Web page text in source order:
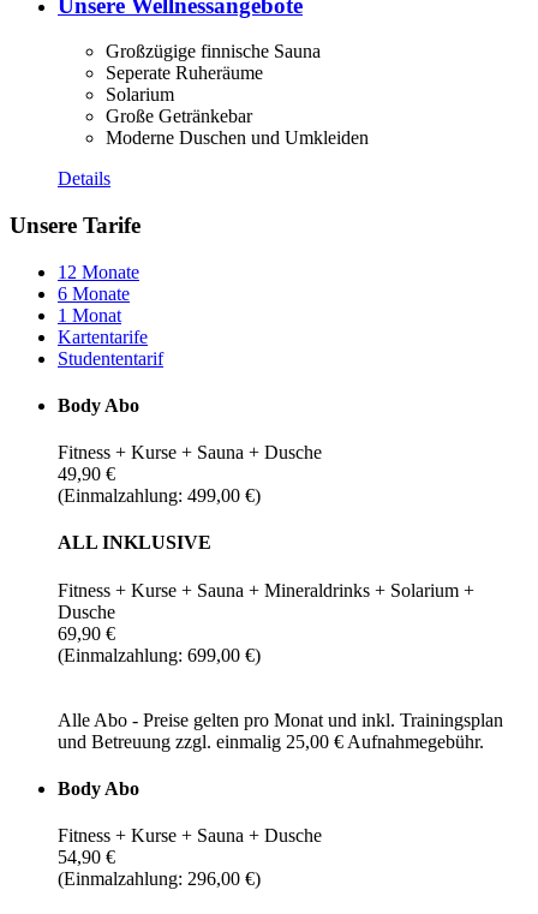
Großzügige finnische Sauna
Seperate Ruheräume
Solarium
Große Getränkebar
Moderne Duschen und Umkleiden
Details
Unsere Tarife
12 Monate
6 Monate
1 Monat
Kartentarife
Studententarif
Body Abo
Fitness + Kurse + Sauna + Dusche
49,90 €
(Einmalzahlung: 499,00 €)
ALL INKLUSIVE
Fitness + Kurse + Sauna + Mineraldrinks + Solarium +
Dusche
69,90 €
(Einmalzahlung: 699,00 €)
Alle Abo - Preise gelten pro Monat und inkl. Trainingsplan
und Betreuung zzgl. einmalig 25,00 € Aufnahmegebühr.
Body Abo
Fitness + Kurse + Sauna + Dusche
54,90 €
(Einmalzahlung: 296,00 €)